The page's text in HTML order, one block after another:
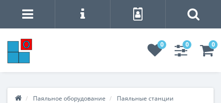
0 0 0
Паяльное оборудование
Паяльные станции